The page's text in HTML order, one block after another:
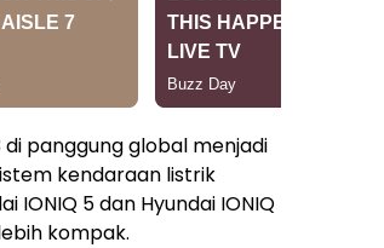
di panggung global menjadi
kendaraan listrik
IONIQ 5 dan Hyundai IONIQ
kompak.